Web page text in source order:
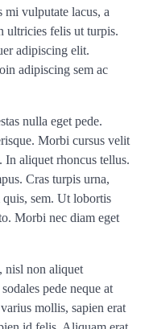
mi vulputate lacus, a
ultricies felis ut turpis.
adipiscing elit.
adipiscing sem ac
nulla eget pede.
Morbi cursus velit
In aliquet rhoncus tellus.
Cras turpis urna,
sem. Ut lobortis
Morbi nec diam eget
nisl non aliquet
pede neque at
mollis, sapien erat